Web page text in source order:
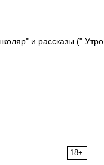
и рассказы (" Утро
18+